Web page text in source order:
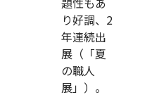
り好調、2
年連続出
展（「夏
の職人
展」）。